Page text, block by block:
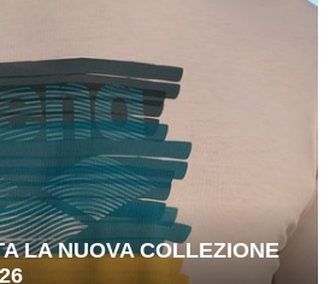
LA NUOVA COLLEZIONE